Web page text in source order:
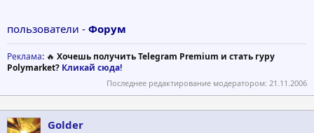
пользователи - Форум
Реклама: 🔥 Хочешь получить Telegram Premium и стать гуру
Polymarket? Кликай сюда!
Последнее редактирование модератором: 21.11.2006
Golder